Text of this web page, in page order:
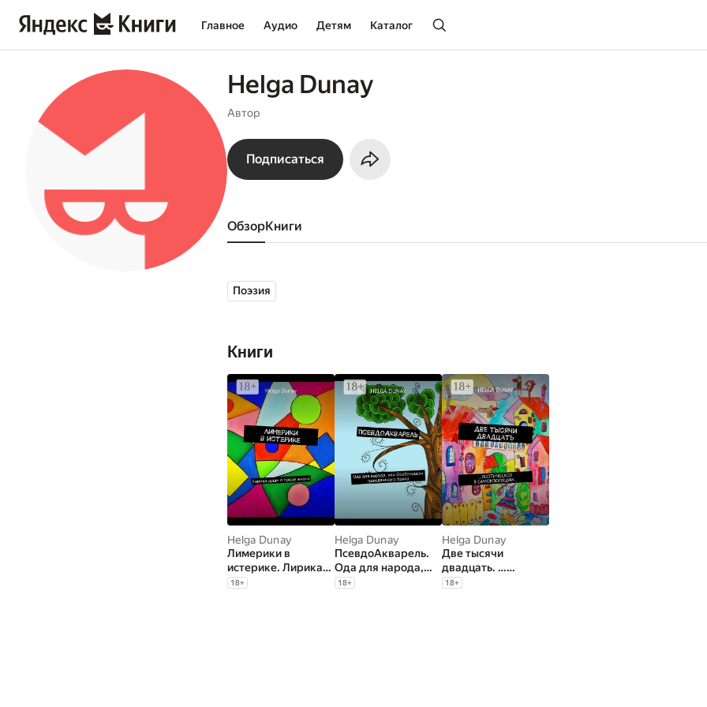
Главное Аудио Детям Каталог
Helga Dunay
Автор
Подписаться
Обзор книги
Поэзия
Книги
Helga Dunay
Лимерики в
истерике. Лирика
души о прозе жизни
18+
Helga Dunay
ПсевдоАкварель.
Ода для народа,
или Особенности
18+
Helga Dunay
Две тысячи
двадцать. …
Поэтическое в
18+